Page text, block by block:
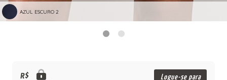
AZUL ESCURO 2
Logue-se para